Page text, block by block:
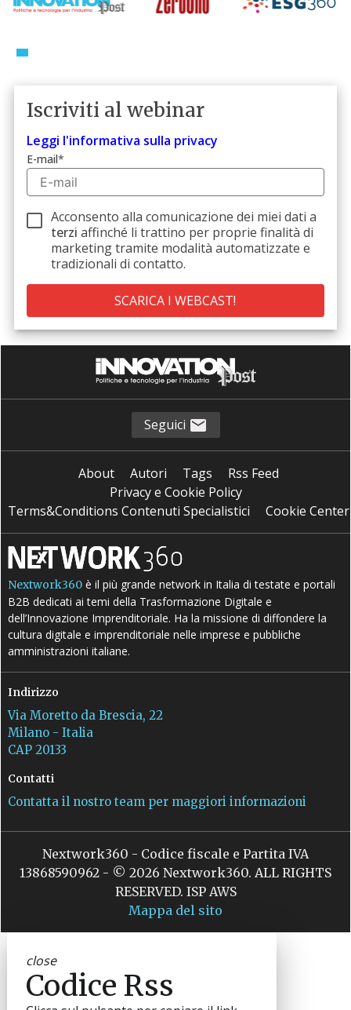
Iscriviti al webinar
Leggi l'informativa sulla privacy
E-mail*
Acconsento alla comunicazione dei miei dati a
terzi affinché li trattino per proprie finalità di
marketing tramite modalità automatizzate e
tradizionali di contatto.
Seguici
About Autori Tags
Rss Feed
Privacy e Cookie Policy
Terms&Conditions Contenuti Specialistici
Cookie Center
Nextwork360 è il più grande network in Italia di testate e portali
B2B dedicati ai temi della Trasformazione Digitale e
dell’Innovazione Imprenditoriale. Ha la missione di diffondere la
cultura digitale e imprenditoriale nelle imprese e pubbliche
amministrazioni italiane.
Indirizzo
Via Moretto da Brescia, 22
Milano - Italia
CAP 20133
Contatti
Contatta il nostro team per maggiori informazioni
Nextwork360 - Codice fiscale e Partita IVA
13868590962 - © 2026 Nextwork360. ALL RIGHTS
RESERVED. ISP AWS
Mappa del sito
close
Codice Rss